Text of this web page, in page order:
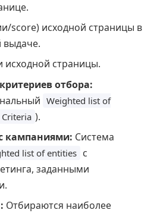
score) исходной страницы в
выдаче.
исходной страницы.
отбора:
Weighted list of
).
кампаниями: Система
list of entities с
заданными
Отбираются наиболее